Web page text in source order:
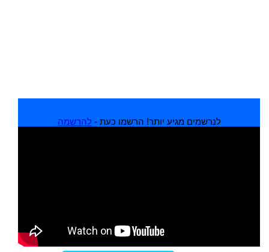
לנרשמים מגיע יותר! הרשמו כעת - להרשמה